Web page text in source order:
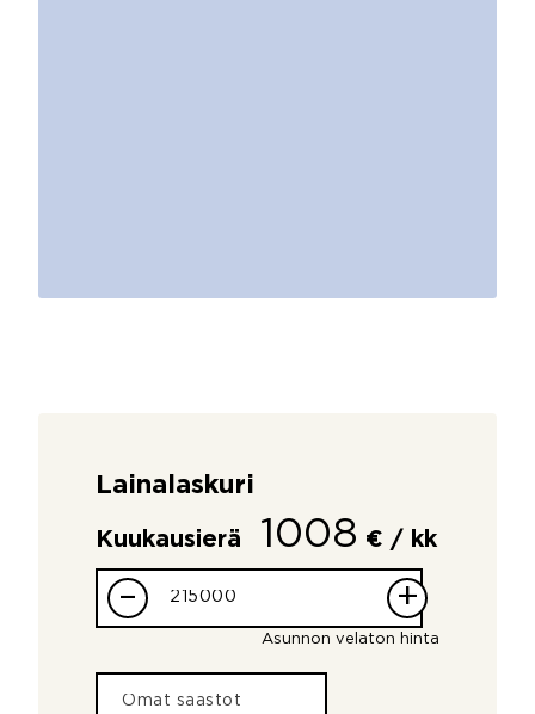
Lainalaskuri
Kuukausierä 1008 € / kk
– +
Asunnon velaton hinta